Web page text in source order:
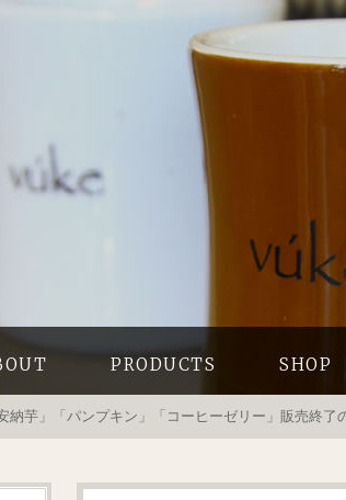
PRODUCTS SHOP
芋」「パンプキン」「コーヒーゼリー」販売終了